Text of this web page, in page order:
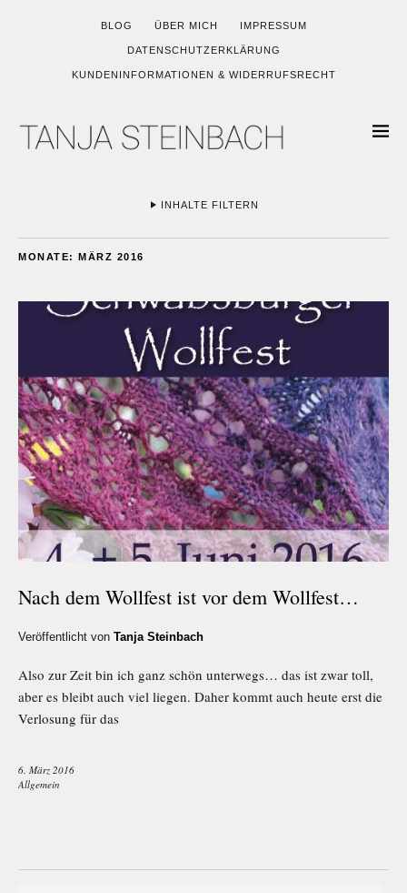
BLOG ÜBER MICH IMPRESSUM
DATENSCHUTZERKLÄRUNG
KUNDENINFORMATIONEN & WIDERRUFSRECHT
INHALTE FILTERN
MONATE: MÄRZ 2016
Nach dem Wollfest ist vor dem Wollfest…
Veröffentlicht von Tanja Steinbach
Also zur Zeit bin ich ganz schön unterwegs… das ist zwar toll,
aber es bleibt auch viel liegen. Daher kommt auch heute erst die
Verlosung für das
6. März 2016
Allgemein